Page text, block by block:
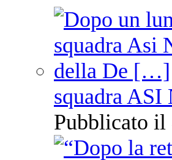
squadra ASI
Pubblicato